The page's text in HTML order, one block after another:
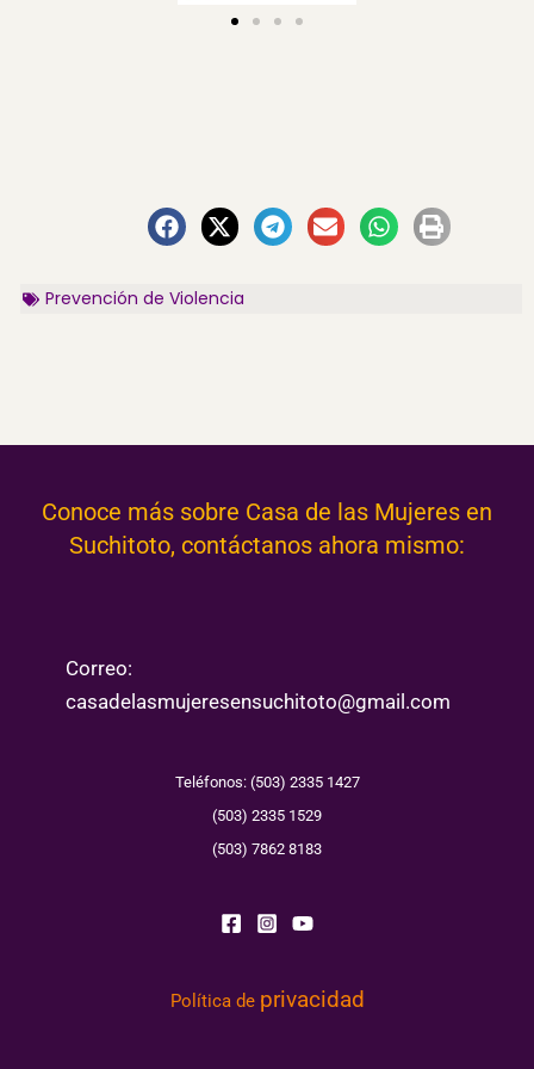
Prevención de Violencia
Conoce más sobre Casa de las Mujeres en
Suchitoto, contáctanos ahora mismo:
Correo:
casadelasmujeresensuchitoto@gmail.com
Teléfonos: (503) 2335 1427
(503) 2335 1529
(503) 7862 8183
Política de privacidad